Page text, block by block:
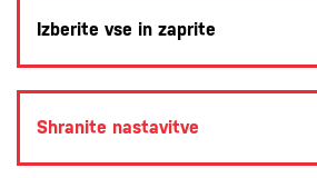
PRODUKCIJA: CREATIM
Izberite vse in zaprite
Shranite nastavitve